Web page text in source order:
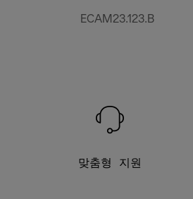
ECAM23.123.B
맞춤형 지원